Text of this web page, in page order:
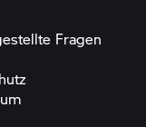
Fragen